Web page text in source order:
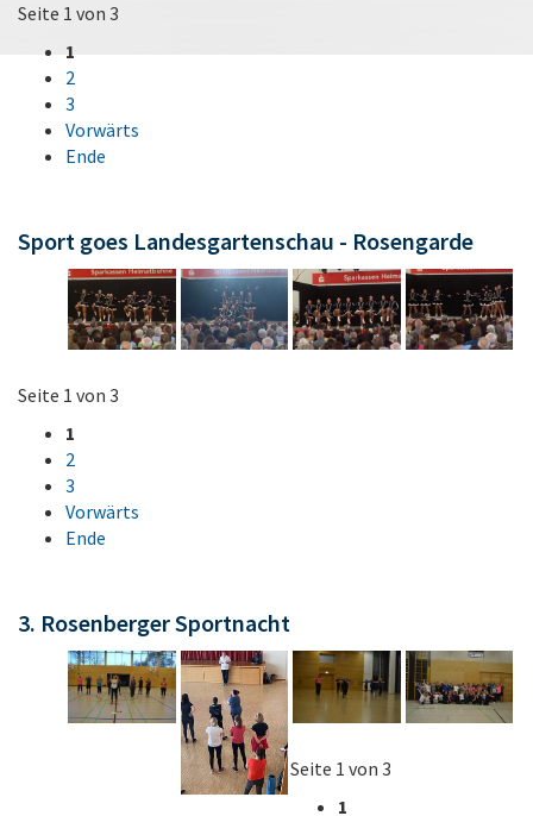
Seite 1 von 3
1
2
3
Vorwärts
Ende
Sport goes Landesgartenschau - Rosengarde
Seite 1 von 3
1
2
3
Vorwärts
Ende
3. Rosenberger Sportnacht
Seite 1 von 3
1